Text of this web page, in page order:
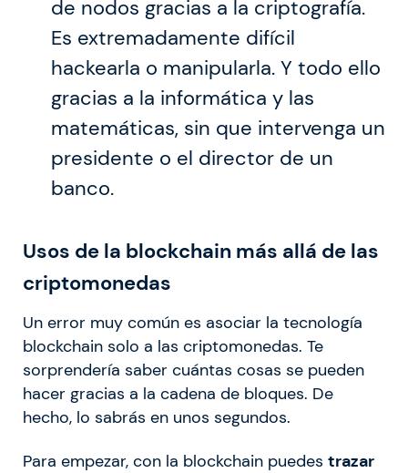
de nodos gracias a la criptografía.
Es extremadamente difícil
hackearla o manipularla. Y todo ello
gracias a la informática y las
matemáticas, sin que intervenga un
presidente o el director de un
banco.
Usos de la blockchain más allá de las
criptomonedas
Un error muy común es asociar la tecnología
blockchain solo a las criptomonedas. Te
sorprendería saber cuántas cosas se pueden
hacer gracias a la cadena de bloques. De
hecho, lo sabrás en unos segundos.
Para empezar, con la blockchain puedes trazar